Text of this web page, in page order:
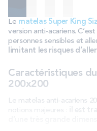
Le matelas Super King
version anti-acariens.
personnes sensibles et
limitant les risques
Caractéristiques
200x200
Le matelas anti-acariens